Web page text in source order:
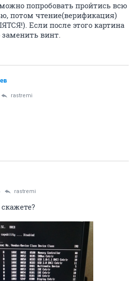
попробовать пройтись всю
потом чтение(верификация)
Если после этого картина
винт.
rastremi
rastremi